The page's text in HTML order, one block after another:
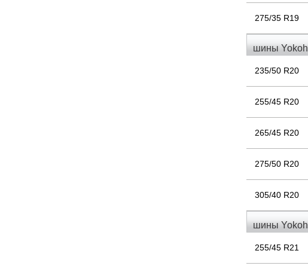
275/35 R19
шины
235/50 R20
255/45 R20
265/45 R20
275/50 R20
305/40 R20
шины
255/45 R21